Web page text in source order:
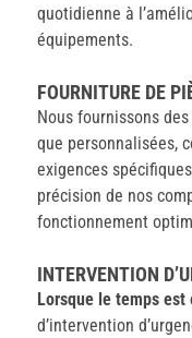
quotidienne à
équipements.
FOURNITURE DE
Nous fournissons
que personnalisées,
exigences
précision de nos
fonctionnement
INTERVENTION
Lorsque le temps est
d’intervention